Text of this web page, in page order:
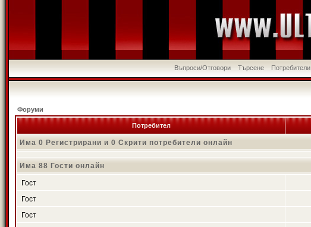
Въпроси/Отговори Търсене Потребители
Форуми
Потребител
Има 0 Регистрирани и 0 Скрити потребители онлайн
Има 88 Гости онлайн
Гост
Гост
Гост